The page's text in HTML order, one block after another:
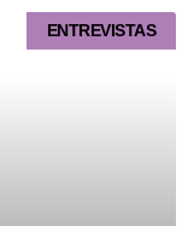
ENTREVISTAS